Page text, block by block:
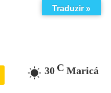
30 C Maricá
Traduzir »